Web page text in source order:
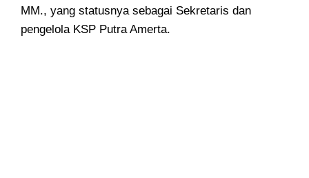
MM., yang statusnya sebagai Sekretaris dan
pengelola KSP Putra Amerta.